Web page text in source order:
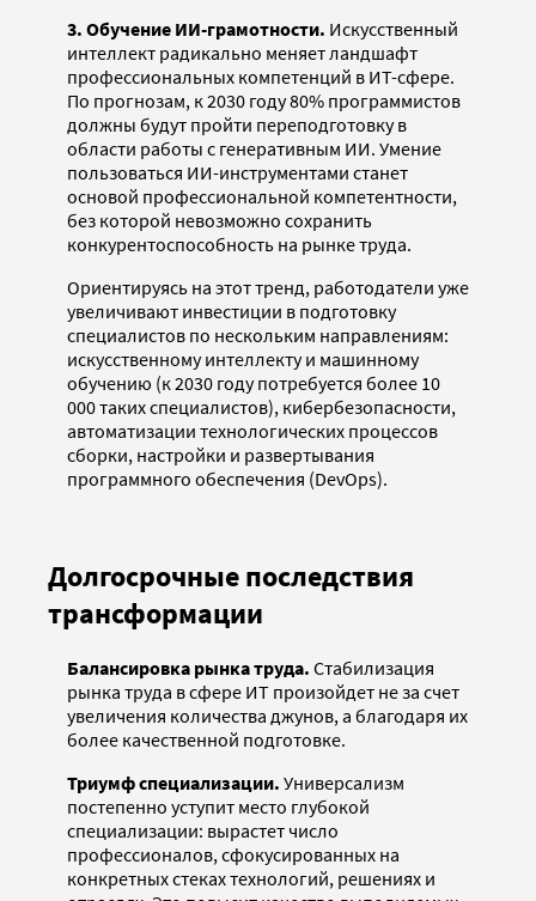
3. Обучение ИИ-грамотности. Искусственный
интеллект радикально меняет ландшафт
профессиональных компетенций в ИТ-сфере.
По прогнозам, к 2030 году 80% программистов
должны будут пройти переподготовку в
области работы с генеративным ИИ. Умение
пользоваться ИИ-инструментами станет
основой профессиональной компетентности,
без которой невозможно сохранить
конкурентоспособность на рынке труда.
Ориентируясь на этот тренд, работодатели уже
увеличивают инвестиции в подготовку
специалистов по нескольким направлениям:
искусственному интеллекту и машинному
обучению (к 2030 году потребуется более 10
000 таких специалистов), кибербезопасности,
автоматизации технологических процессов
сборки, настройки и развертывания
программного обеспечения (DevOps).
Долгосрочные последствия
трансформации
Балансировка рынка труда. Стабилизация
рынка труда в сфере ИТ произойдет не за счет
увеличения количества джунов, а благодаря их
более качественной подготовке.
Триумф специализации. Универсализм
постепенно уступит место глубокой
специализации: вырастет число
профессионалов, сфокусированных на
конкретных стеках технологий, решениях и